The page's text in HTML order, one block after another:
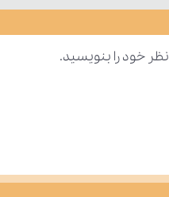
نظر خود را بنویسید.